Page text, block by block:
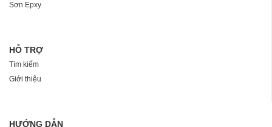
Sơn Epxy
HỖ TRỢ
Tìm kiếm
Giới thiệu
HƯỚNG DẪN